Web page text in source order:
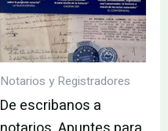
Notarios y Registradores
De escribanos a